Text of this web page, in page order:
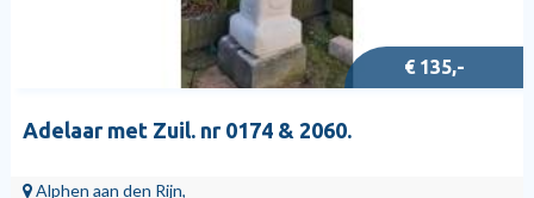
€ 135,-
Adelaar met Zuil. nr 0174 & 2060.
Alphen aan den Rijn,